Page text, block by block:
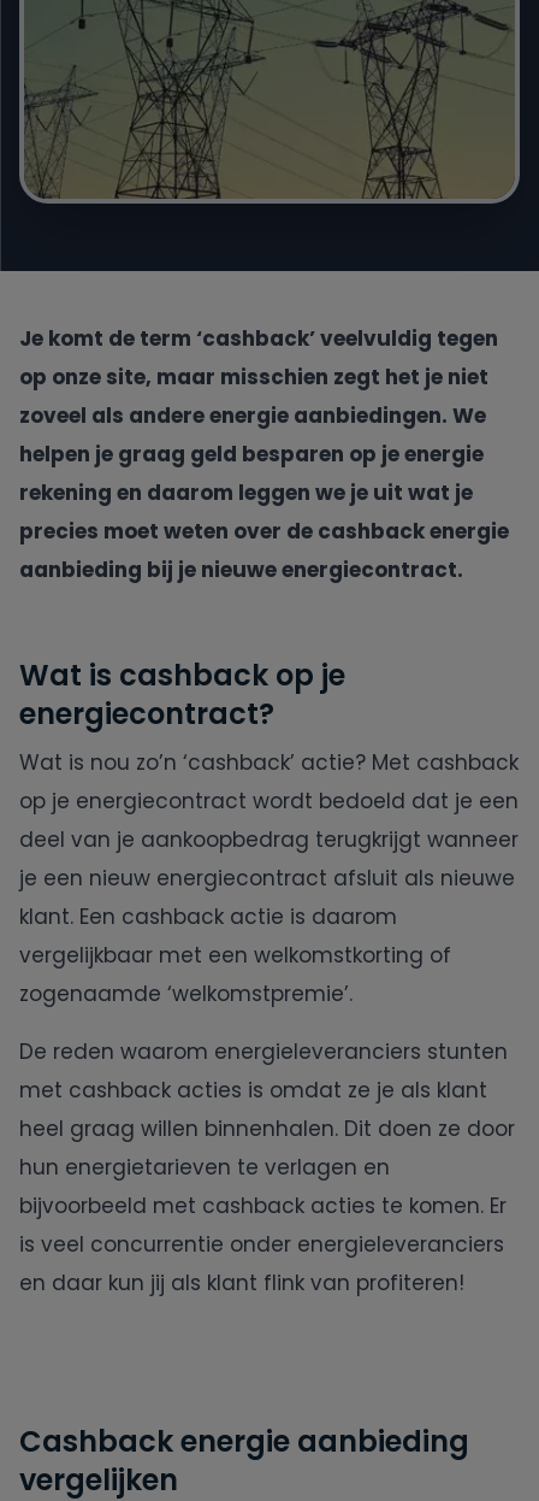
Essent
Frank Energie
Greenchoice
Innova Energie
Mega
NextEnergy
Powerpeers
Pure Energie
Tibber
UnitedConsumers
Vandebron
Vattenfall
Je komt de term ‘cashback’ veelvuldig tegen
op onze site, maar misschien zegt het je niet
zoveel als andere energie aanbiedingen. We
helpen je graag geld besparen op je energie
rekening en daarom leggen we je uit wat je
precies moet weten over de cashback energie
aanbieding bij je nieuwe energiecontract.
Wat is cashback op je
energiecontract?
Wat is nou zo’n ‘cashback’ actie? Met cashback
op je energiecontract wordt bedoeld dat je een
deel van je aankoopbedrag terugkrijgt wanneer
je een nieuw energiecontract afsluit als nieuwe
klant. Een cashback actie is daarom
vergelijkbaar met een welkomstkorting of
zogenaamde ‘welkomstpremie’.
De reden waarom energieleveranciers stunten
met cashback acties is omdat ze je als klant
heel graag willen binnenhalen. Dit doen ze door
hun energietarieven te verlagen en
bijvoorbeeld met cashback acties te komen. Er
is veel concurrentie onder energieleveranciers
en daar kun jij als klant flink van profiteren!
Cashback energie aanbieding
vergelijken